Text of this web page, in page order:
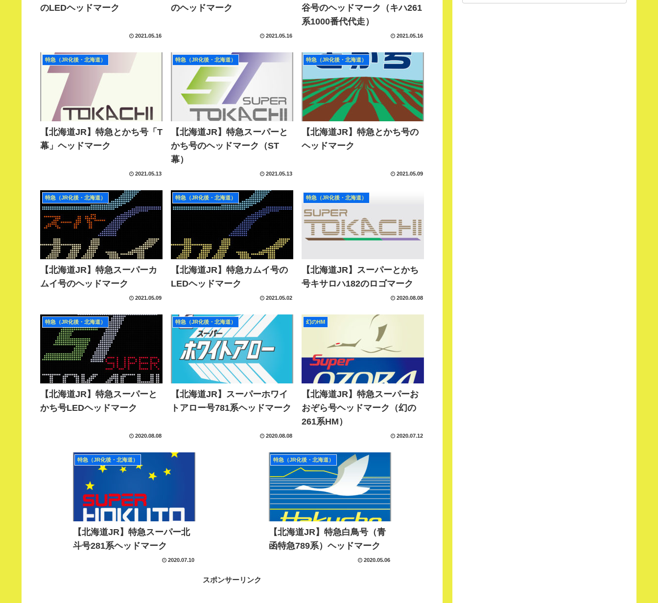
のLEDヘッドマーク
2021.05.16
のヘッドマーク
2021.05.16
谷号のヘッドマーク（キハ261
系1000番代代走）
2021.05.16
特急（JR化後・北海道）
【北海道JR】特急とかち号「T
幕」ヘッドマーク
2021.05.13
特急（JR化後・北海道）
【北海道JR】特急スーパーと
かち号のヘッドマーク（ST
幕）
2021.05.13
特急（JR化後・北海道）
【北海道JR】特急とかち号の
ヘッドマーク
2021.05.09
特急（JR化後・北海道）
【北海道JR】特急スーパーカ
ムイ号のヘッドマーク
2021.05.09
特急（JR化後・北海道）
【北海道JR】特急カムイ号の
LEDヘッドマーク
2021.05.02
特急（JR化後・北海道）
【北海道JR】スーパーとかち
号キサロハ182のロゴマーク
2020.08.08
特急（JR化後・北海道）
【北海道JR】特急スーパーと
かち号LEDヘッドマーク
2020.08.08
特急（JR化後・北海道）
【北海道JR】スーパーホワイ
トアロー号781系ヘッドマーク
2020.08.08
幻のHM
【北海道JR】特急スーパーお
おぞら号ヘッドマーク（幻の
261系HM）
2020.07.12
特急（JR化後・北海道）
【北海道JR】特急スーパー北
斗号281系ヘッドマーク
2020.07.10
特急（JR化後・北海道）
【北海道JR】特急白鳥号（青
函特急789系）ヘッドマーク
2020.05.06
スポンサーリンク